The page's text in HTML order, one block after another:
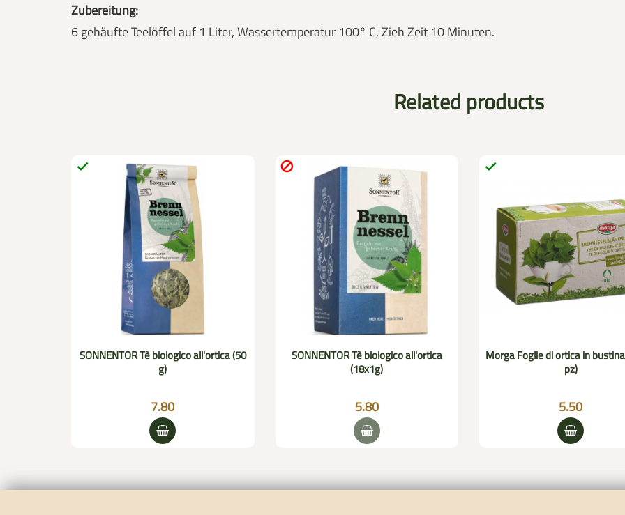
Zubereitung:
6 gehäufte Teelöffel auf 1 Liter, Wassertemperatur 100° C, Zieh Zeit 10 Minuten.
Related products

SONNENTOR Tè biologico all'ortica (50
g)
7.80

SONNENTOR Tè biologico all'ortica
(18x1g)
5.80

Morga Foglie di ortica in
pz)
5.50